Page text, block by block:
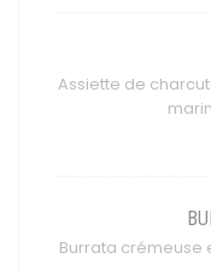
Assiette de
Burrata crémeuse